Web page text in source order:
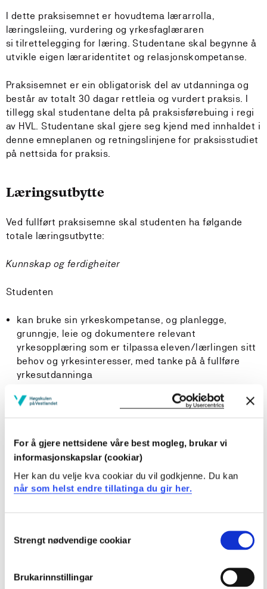
For å gjere nettsidene våre best mogleg, brukar vi
informasjonskapslar (cookiar)
Her kan du velje kva cookiar du vil godkjenne. Du kan
når som helst endre tillatinga du gir her.
Selection
Strengt nødvendige cookiar
Brukarinnstillingar
I dette praksisemnet er hovudtema lærarrolla,
læringsleiing, vurdering og yrkesfaglæraren
si tilrettelegging for læring. Studentane skal begynne å
utvikle eigen læraridentitet og relasjonskompetanse.
Praksisemnet er ein obligatorisk del av utdanninga og
består av totalt 30 dagar rettleia og vurdert praksis. I
tillegg skal studentane delta på praksisførebuing i regi
av HVL. Studentane skal gjere seg kjend med innhaldet i
denne emneplanen og retningslinjene for praksisstudiet
på nettsida for praksis.
Læringsutbytte
Ved fullført praksisemne skal studenten ha følgande
totale læringsutbytte:
Kunnskap og ferdigheiter
Studenten
kan bruke sin yrkeskompetanse, og planlegge,
grunngje, leie og dokumentere relevant
yrkesopplæring som er tilpassa eleven/lærlingen sitt
behov og yrkesinteresser, med tanke på å fullføre
yrkesutdanninga
planlegging, gjennomføring og vurderingsarbeid
teknologirike læringsarenaer
kan byggje gode relasjonar og tilpasse opplæringa til
eleven/lærlingen sine interesser, behov og
utdanningsplanar
kan gjennomføre vurderingsarbeid i samsvar med
kan bruke relevante digitale læremiddel i opplæringa
kan gjere greie for, og vurdere sitt eige pedagogiske